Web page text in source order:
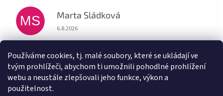
Používáme cookies, tj. malé soubory, které se ukládají ve
tvým prohlížeči, abychom ti umožnili pohodlné prohlížení
webu a neustále zlepšovali jeho funkce, výkon a
použitelnost.
MS Marta Sládková
Hodnocení obchodu je 5 z 5 hvězdiček.
6.8.2026
AT Alena Trchova
Hodnocení obchodu je 5 z 5 hvězdiček.
5.8.2026